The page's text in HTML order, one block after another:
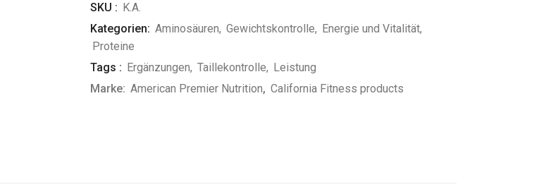
SKU : K.A.
Kategorien: Aminosäuren, Gewichtskontrolle, Energie und Vitalität,
Proteine
Tags : Ergänzungen, Taillekontrolle, Leistung
Marke: American Premier Nutrition, California Fitness products